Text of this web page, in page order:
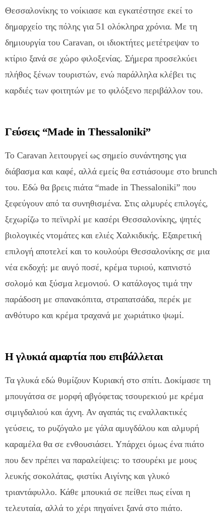
Θεσσαλονίκης το νοίκιασε και εγκατέστησε εκεί το
δημαρχείο της πόλης για 51 ολόκληρα χρόνια. Με τη
δημιουργία του Caravan, οι ιδιοκτήτες μετέτρεψαν το
κτίριο ξανά σε χώρο φιλοξενίας. Σήμερα προσελκύει
πλήθος ξένων τουριστών, ενώ παράλληλα κλέβει τις
καρδιές των φοιτητών με το φιλόξενο περιβάλλον του.
Γεύσεις “Made in Thessaloniki”
Το Caravan λειτουργεί ως σημείο συνάντησης για
διάβασμα και καφέ, αλλά εμείς θα εστιάσουμε στο brunch
του. Εδώ θα βρεις πιάτα “made in Thessaloniki” που
ξεφεύγουν από τα συνηθισμένα. Στις αλμυρές επιλογές,
ξεχωρίζω το πεϊνιρλί με κασέρι Θεσσαλονίκης, ψητές
βιολογικές ντομάτες και ελιές Χαλκιδικής. Εξαιρετική
επιλογή αποτελεί και το κουλούρι Θεσσαλονίκης σε μια
νέα εκδοχή: με αυγό ποσέ, κρέμα τυριού, καπνιστό
σολομό και ξύσμα λεμονιού. Ο κατάλογος τιμά την
παράδοση με σπανακόπιτα, στραπατσάδα, περέκ με
ανθότυρο και κρέμα τραχανά με χωριάτικο ψωμί.
Η γλυκιά αμαρτία που επιβάλλεται
Τα γλυκά εδώ θυμίζουν Κυριακή στο σπίτι. Δοκίμασε τη
μπουγάτσα σε μορφή αβγόφετας τσουρεκιού με κρέμα
σιμιγδαλιού και άχνη. Αν αγαπάς τις εναλλακτικές
γεύσεις, το ρυζόγαλο με γάλα αμυγδάλου και αλμυρή
καραμέλα θα σε ενθουσιάσει. Υπάρχει όμως ένα πιάτο
που δεν πρέπει να παραλείψεις: το τσουρέκι με μους
λευκής σοκολάτας, φιστίκι Αιγίνης και γλυκό
τριαντάφυλλο. Κάθε μπουκιά σε πείθει πως είναι η
τελευταία, αλλά το χέρι πηγαίνει ξανά στο πιάτο.